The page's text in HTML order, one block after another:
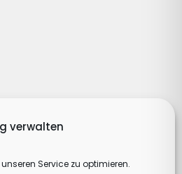
verwalten
Service zu optimieren.